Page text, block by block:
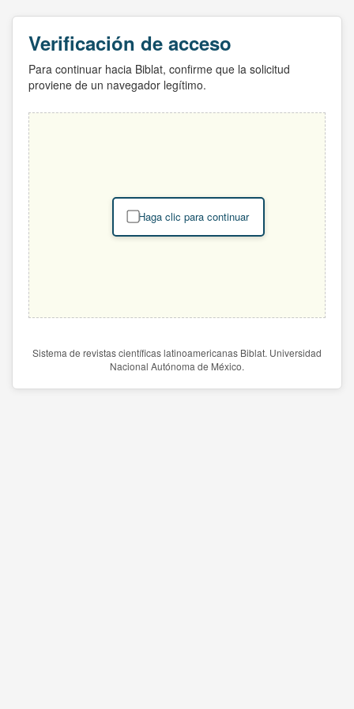
Verificación de acceso
Para continuar hacia Biblat, confirme que la solicitud
proviene de un navegador legítimo.
Haga clic para continuar
Sistema de revistas científicas latinoamericanas Biblat. Universidad
Nacional Autónoma de México.